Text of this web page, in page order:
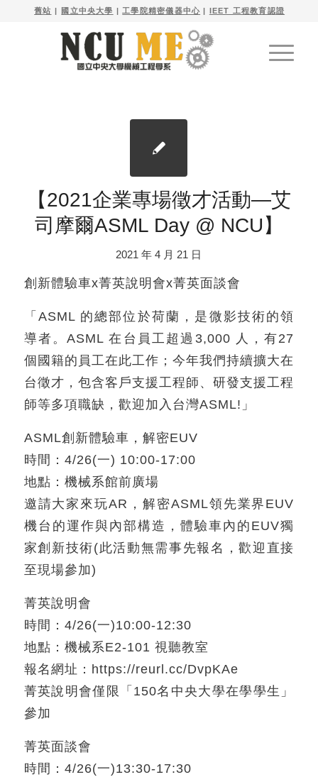
舊站 | 國立中央大學 | 工學院精密儀器中心 | IEET 工程教育認證
【2021企業專場徵才活動—艾
司摩爾ASML Day @ NCU】
2021 年 4 月 21 日
創新體驗車x菁英說明會x菁英面談會
「ASML 的總部位於荷蘭，是微影技術的領
導者。ASML 在台員工超過3,000 人，有27
個國籍的員工在此工作；今年我們持續擴大在
台徵才，包含客戶支援工程師、研發支援工程
師等多項職缺，歡迎加入台灣ASML!」
ASML創新體驗車，解密EUV
時間：4/26(一) 10:00-17:00
地點：機械系館前廣場
邀請大家來玩AR，解密ASML領先業界EUV
機台的運作與內部構造，體驗車內的EUV獨
家創新技術(此活動無需事先報名，歡迎直接
至現場參加)
菁英說明會
時間：4/26(一)10:00-12:30
地點：機械系E2-101 視聽教室
報名網址：https://reurl.cc/DvpKAe
菁英說明會僅限「150名中央大學在學學生」
參加
菁英面談會
時間：4/26(一)13:30-17:30